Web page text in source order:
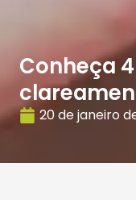
Conheça
20 de janeiro